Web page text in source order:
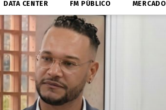
DATA CENTER FM PÚBLICO MERCADO